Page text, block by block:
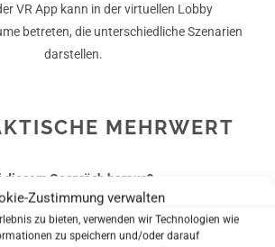
Zustimmung verwalten
zu bieten, verwenden wir Technologien wie
zu speichern und/oder darauf
VR App kann in der virtuellen Lobby
betreten, die unterschiedliche Szenarien
darstellen.
MEHRWERT
diesem Gespräch heraus?
Bei dem Gespräch ging es darum, die Idee
unsere entsprechende Umsetzung den